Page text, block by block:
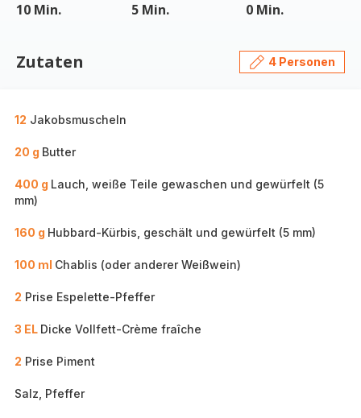
10 Min. 5 Min. 0 Min.
Zutaten 4 Personen
12 Jakobsmuscheln
20 g Butter
400 g Lauch, weiße Teile gewaschen und gewürfelt (5
mm)
160 g Hubbard-Kürbis, geschält und gewürfelt (5 mm)
100 ml Chablis (oder anderer Weißwein)
2 Prise Espelette-Pfeffer
3 EL Dicke Vollfett-Crème fraîche
2 Prise Piment
Salz, Pfeffer